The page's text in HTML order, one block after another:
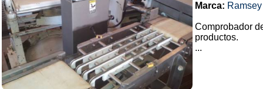
Marca: Ramsey
Comprobador
productos.
...